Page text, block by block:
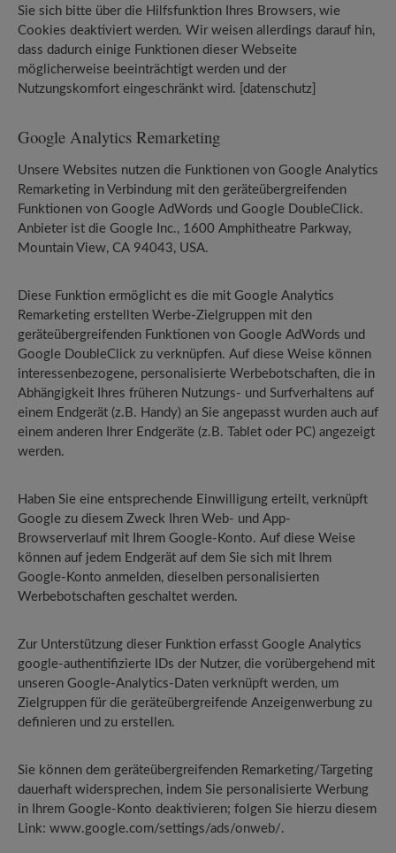
Sie sich bitte über die Hilfsfunktion Ihres Browsers, wie
Cookies deaktiviert werden. Wir weisen allerdings darauf hin,
dass dadurch einige Funktionen dieser Webseite
möglicherweise beeinträchtigt werden und der
Nutzungskomfort eingeschränkt wird. [datenschutz]
Google Analytics Remarketing
Unsere Websites nutzen die Funktionen von Google Analytics
Remarketing in Verbindung mit den geräteübergreifenden
Funktionen von Google AdWords und Google DoubleClick.
Anbieter ist die Google Inc., 1600 Amphitheatre Parkway,
Mountain View, CA 94043, USA.
Diese Funktion ermöglicht es die mit Google Analytics
Remarketing erstellten Werbe-Zielgruppen mit den
geräteübergreifenden Funktionen von Google AdWords und
Google DoubleClick zu verknüpfen. Auf diese Weise können
interessenbezogene, personalisierte Werbebotschaften, die in
Abhängigkeit Ihres früheren Nutzungs- und Surfverhaltens auf
einem Endgerät (z.B. Handy) an Sie angepasst wurden auch auf
einem anderen Ihrer Endgeräte (z.B. Tablet oder PC) angezeigt
werden.
Haben Sie eine entsprechende Einwilligung erteilt, verknüpft
Google zu diesem Zweck Ihren Web- und App-
Browserverlauf mit Ihrem Google-Konto. Auf diese Weise
können auf jedem Endgerät auf dem Sie sich mit Ihrem
Google-Konto anmelden, dieselben personalisierten
Werbebotschaften geschaltet werden.
Zur Unterstützung dieser Funktion erfasst Google Analytics
google-authentifizierte IDs der Nutzer, die vorübergehend mit
unseren Google-Analytics-Daten verknüpft werden, um
Zielgruppen für die geräteübergreifende Anzeigenwerbung zu
definieren und zu erstellen.
Sie können dem geräteübergreifenden Remarketing/Targeting
dauerhaft widersprechen, indem Sie personalisierte Werbung
in Ihrem Google-Konto deaktivieren; folgen Sie hierzu diesem
Link: www.google.com/settings/ads/onweb/.